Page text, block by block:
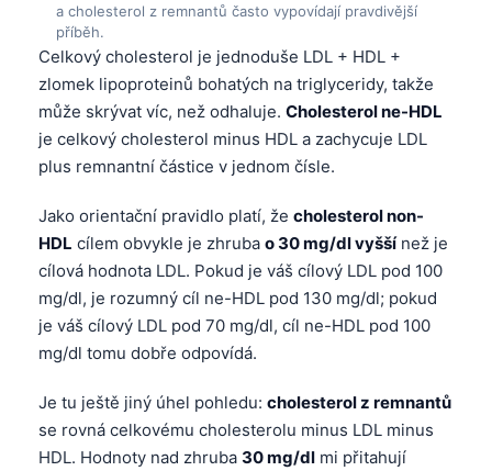
a cholesterol z remnantů často vypovídají pravdivější
příběh.
Celkový cholesterol je jednoduše LDL + HDL +
zlomek lipoproteinů bohatých na triglyceridy, takže
může skrývat víc, než odhaluje. Cholesterol ne-HDL
je celkový cholesterol minus HDL a zachycuje LDL
plus remnantní částice v jednom čísle.
Jako orientační pravidlo platí, že cholesterol non-
HDL cílem obvykle je zhruba o 30 mg/dl vyššínež je
cílová hodnota LDL. Pokud je váš cílový LDL pod 100
mg/dl, je rozumný cíl ne-HDL pod 130 mg/dl; pokud
je váš cílový LDL pod 70 mg/dl, cíl ne-HDL pod 100
mg/dl tomu dobře odpovídá.
Je tu ještě jiný úhel pohledu: cholesterol z remnantů
se rovná celkovému cholesterolu minus LDL minus
HDL. Hodnoty nad zhruba 30 mg/dl mi přitahují
Кыргызча
Татар теле
Беларуская мова
Esperanto
Frysk
Ślōnskŏ gŏdka
Norsk bokmål